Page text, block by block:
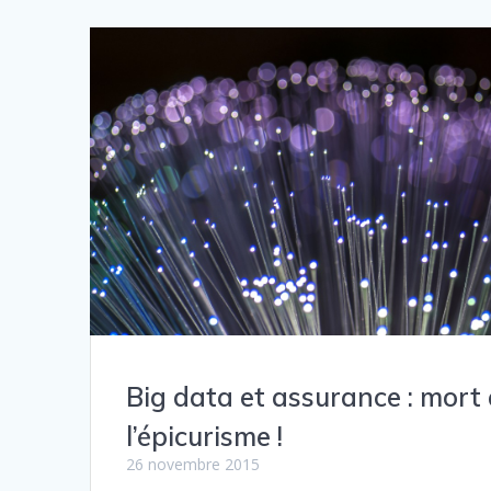
Big data et assurance : mort
l’épicurisme !
26 novembre 2015